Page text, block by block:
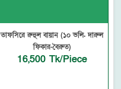
তাফসিরে রুহুল বায়ান (১০ ভলি. দারুল
ফিকার-বৈরুত)
16,500 Tk/Piece